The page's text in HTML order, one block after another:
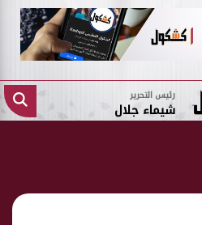
رئيس التحرير
شيماء جلال